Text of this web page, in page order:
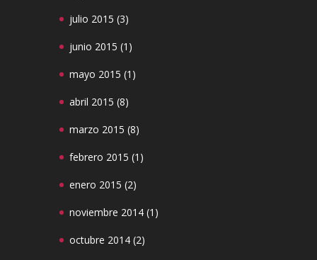
julio 2015 (3)
junio 2015 (1)
mayo 2015 (1)
abril 2015 (8)
marzo 2015 (8)
febrero 2015 (1)
enero 2015 (2)
noviembre 2014 (1)
octubre 2014 (2)